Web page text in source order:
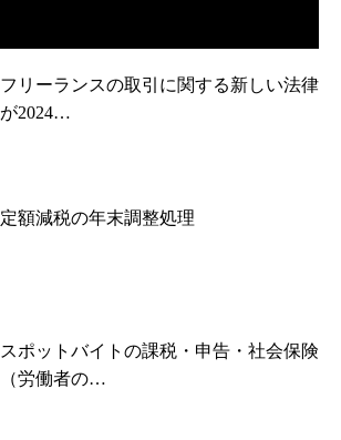
フリーランスの取引に関する新しい法律
が2024…
定額減税の年末調整処理
スポットバイトの課税・申告・社会保険
（労働者の…